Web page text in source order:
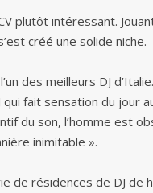
plutôt intéressant.
créé une solide niche.
des meilleurs DJ
fait sensation du jour
du son, l’homme est
inimitable ».
de résidences de DJ de